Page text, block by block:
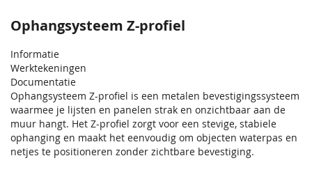
Ophangsysteem Z-profiel
Informatie
Werktekeningen
Documentatie
Ophangsysteem Z-profiel is een metalen bevestigingssysteem
waarmee je lijsten en panelen strak en onzichtbaar aan de
muur hangt. Het Z-profiel zorgt voor een stevige, stabiele
ophanging en maakt het eenvoudig om objecten waterpas en
netjes te positioneren zonder zichtbare bevestiging.